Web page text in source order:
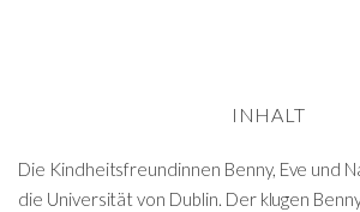
INHALT
Die Kindheitsfreundinnen Benny, Eve und
die Universität von Dublin. Der klugen